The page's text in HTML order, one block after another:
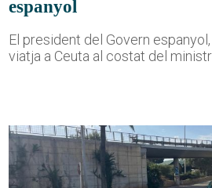
espanyol
El president del Govern
viatja a Ceuta al costat del